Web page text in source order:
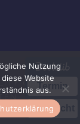
Termin
Nachricht
GMBH,
Nutzung
Website
aus.